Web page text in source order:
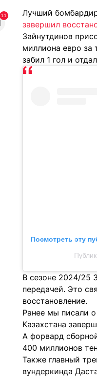
11
Лучший
завершил
Зайнутдинов
миллиона евро за
забил 1 гол и
Посмотреть эту
В сезоне 2024/25
передачей. Это
восстановление.
Ранее мы писали
Казахстана
А форвард
400 миллионов
Также главный
вундеркинда